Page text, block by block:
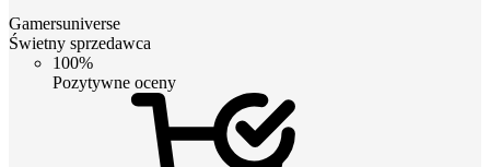
Gamersuniverse
Świetny sprzedawca
100%
Pozytywne oceny